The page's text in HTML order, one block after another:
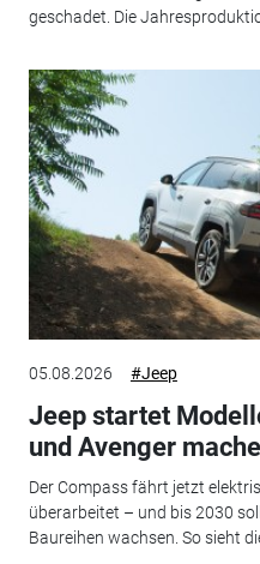
geschadet. Die
05.08.2026 #Jeep
Jeep startet
und Avenger
Der Compass fährt jetzt
überarbeitet – und bis 2030
Baureihen wachsen. So sieht